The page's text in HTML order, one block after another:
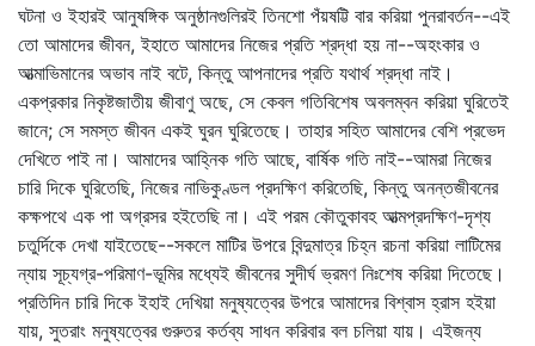
ঘটনা ও ইহারই আনুষঙ্গিক অনুষ্ঠানগুলিরই তিনশো পঁয়ষট্টি বার করিয়া পুনরাবর্তন--এই
তো আমাদের জীবন, ইহাতে আমাদের নিজের প্রতি শ্রদ্ধা হয় না--অহংকার ও
আত্মাভিমানের অভাব নাই বটে, কিন্তু আপনাদের প্রতি যথার্থ শ্রদ্ধা নাই।
একপ্রকার নিকৃষ্টজাতীয় জীবাণু অছে, সে কেবল গতিবিশেষ অবলম্বন করিয়া ঘুরিতেই
জানে; সে সমস্ত জীবন একই ঘুরন ঘুরিতেছে। তাহার সহিত আমাদের বেশি প্রভেদ
দেখিতে পাই না। আমাদের আহ্নিক গতি আছে, বার্ষিক গতি নাই--আমরা নিজের
চারি দিকে ঘুরিতেছি, নিজের নাভিকুণ্ডল প্রদক্ষিণ করিতেছি, কিন্তু অনন্তজীবনের
কক্ষপথে এক পা অগ্রসর হইতেছি না। এই পরম কৌতুকাবহ আত্মপ্রদক্ষিণ-দৃশ্য
চতুর্দিকে দেখা যাইতেছে--সকলে মাটির উপরে বিন্দুমাত্র চিহ্ন রচনা করিয়া লাটিমের
ন্যায় সূচ্যগ্র-পরিমাণ-ভূমির মধ্যেই জীবনের সুদীর্ঘ ভ্রমণ নিঃশেষ করিয়া দিতেছে।
প্রতিদিন চারি দিকে ইহাই দেখিয়া মনুষ্যত্বের উপরে আমাদের বিশ্বাস হ্রাস হইয়া
যায়, সুতরাং মনুষ্যত্বের গুরুতর কর্তব্য সাধন করিবার বল চলিয়া যায়। এইজন্য